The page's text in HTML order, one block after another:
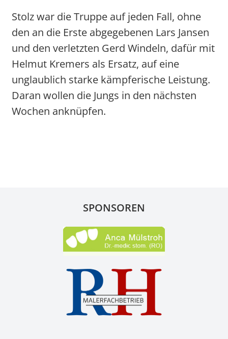
Stolz war die Truppe auf jeden Fall, ohne
den an die Erste abgegebenen Lars Jansen
und den verletzten Gerd Windeln, dafür mit
Helmut Kremers als Ersatz, auf eine
unglaublich starke kämpferische Leistung.
Daran wollen die Jungs in den nächsten
Wochen anknüpfen.
SPONSOREN